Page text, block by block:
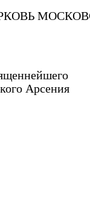
Арсения